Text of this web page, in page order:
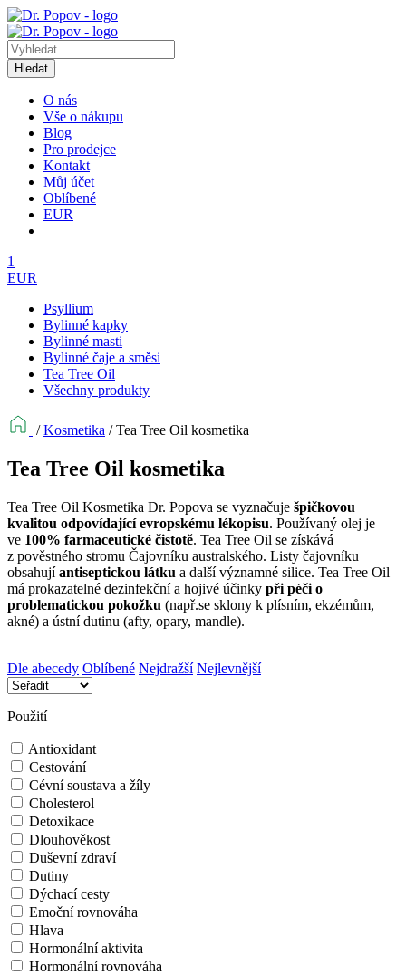
Hledat
O nás
Vše o nákupu
Blog
Pro prodejce
Kontakt
Můj účet
Oblíbené
EUR
1
EUR
Psyllium
Bylinné kapky
Bylinné masti
Bylinné čaje a směsi
Tea Tree Oil
Všechny produkty
/Kosmetika /Tea Tree Oil kosmetika
Tea Tree Oil kosmetika
Tea Tree Oil Kosmetika Dr. Popova se vyznačuje špičkovou
kvalitou odpovídající evropskému lékopisu. Používaný olej je
ve 100% farmaceutické čistotě. Tea Tree Oil se získává
z pověstného stromu Čajovníku australského. Listy čajovníku
obsahujíantiseptickou látku a další významné silice. Tea Tree Oil
má prokazatelné dezinfekční a hojivé účinky při péči o
problematickou pokožku (např.se sklony k plísním, ekzémům,
akné) a ústní dutinu (afty, opary, mandle).
Dle abecedy Oblíbené Nejdražší Nejlevnější
Použití
Antioxidant
Cestování
Cévní soustava a žíly
Cholesterol
Detoxikace
Dlouhověkost
Duševní zdraví
Dutiny
Dýchací cesty
Emoční rovnováha
Hlava
Hormonální aktivita
Hormonální rovnováha